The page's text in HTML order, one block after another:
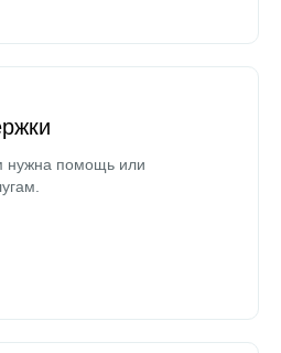
нужна помощь или